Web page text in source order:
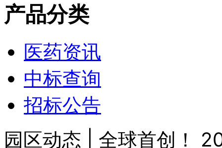
产品分类
医药资讯
中标查询
招标公告
园区动态 | 全球首创！